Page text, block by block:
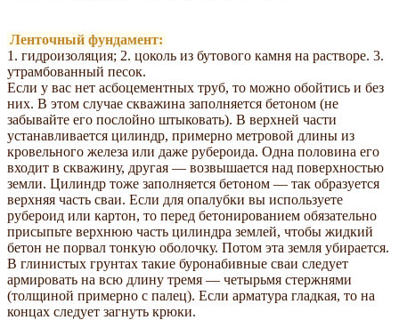
Ленточный фундамент:
1. гидроизоляция; 2. цоколь из бутового камня на растворе. 3.
утрамбованный песок.
Если у вас нет асбоцементных труб, то можно обойтись и без
них. В этом случае скважина заполняется бетоном (не
забывайте его послойно штыковать). В верхней части
устанавливается цилиндр, примерно метровой длины из
кровельного железа или даже рубероида. Одна половина его
входит в скважину, другая — возвышается над поверхностью
земли. Цилиндр тоже заполняется бетоном — так образуется
верхняя часть сваи. Если для опалубки вы используете
рубероид или картон, то перед бетонированием обязательно
присыпьте верхнюю часть цилиндра землей, чтобы жидкий
бетон не порвал тонкую оболочку. Потом эта земля убирается.
В глинистых грунтах такие буронабивные сваи следует
армировать на всю длину тремя — четырьмя стержнями
(толщиной примерно с палец). Если арматура гладкая, то на
концах следует загнуть крюки.